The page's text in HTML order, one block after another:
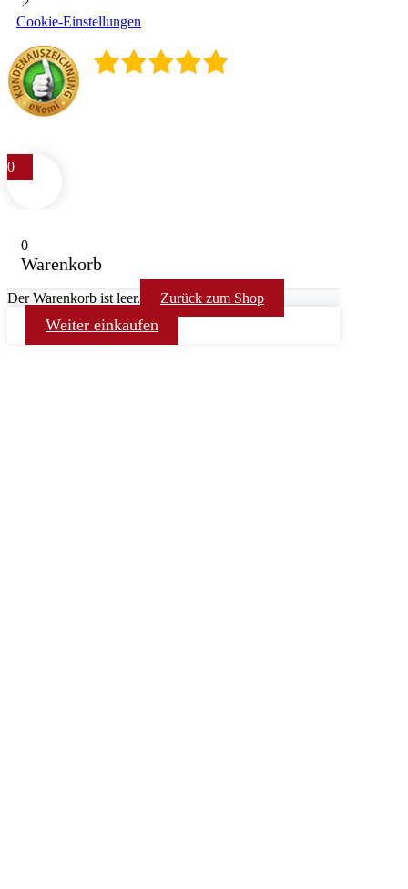
Cookie-Einstellungen
0
0
Warenkorb
Der Warenkorb ist leer. Zurück zum Shop
Weiter einkaufen